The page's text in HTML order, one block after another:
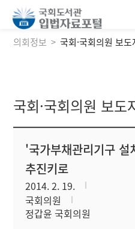
의회정보 국회·국회의원 보도
국회·국회의원 보도
'국가부채관리기구
추진키로
2014. 2. 19.
국회의원
정갑윤 국회의원